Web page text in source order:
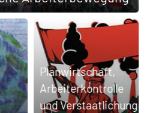
Plan­wirtschaft,
Arbeiter­kontrolle
und Verstaatlichung